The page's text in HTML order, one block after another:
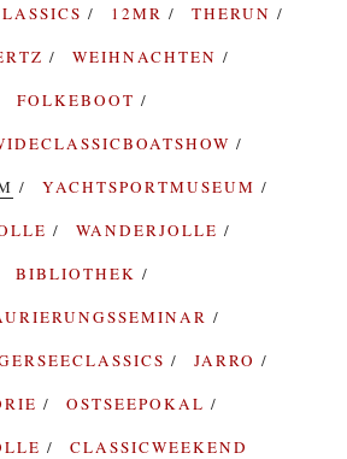
12MR
THERUN
WEIHNACHTEN
FOLKEBOOT
YACHTSPORTMUSEUM
WANDERJOLLE
BIBLIOTHEK
JARRO
OSTSEEPOKAL
CLASSICWEEKEND